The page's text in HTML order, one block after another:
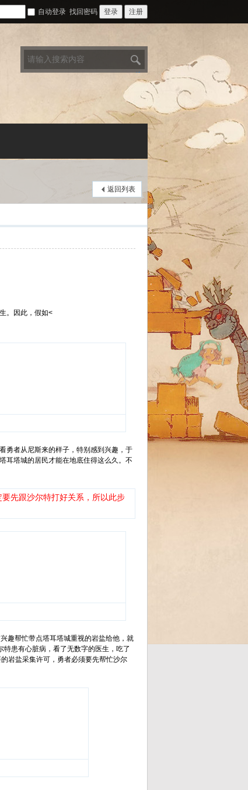
自动登录 找回密码 登录 注册
返回列表
。因此，假如<
者从尼斯来的样子，特别感到兴趣，于
耳塔城的居民才能在地底住得这么久。不
先跟沙尔特打好关系，所以此步
趣帮忙带点塔耳塔城重视的岩盐给他，就
患有心脏病，看了无数字的医生，吃了
岩盐采集许可，勇者必须要先帮忙沙尔